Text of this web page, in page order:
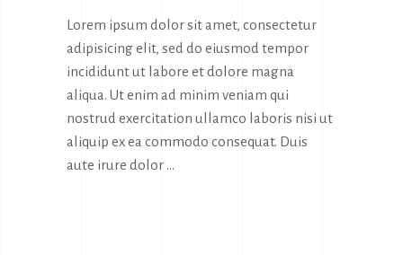
Lorem ipsum dolor sit amet, consectetur
adipisicing elit, sed do eiusmod tempor
incididunt ut labore et dolore magna
aliqua. Ut enim ad minim veniam qui
nostrud exercitation ullamco laboris nisi ut
aliquip ex ea commodo consequat. Duis
aute irure dolor